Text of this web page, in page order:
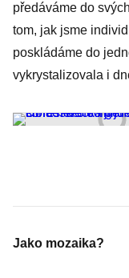
předáváme do
tom, jak jsme
poskládáme do
vykrystalizovala i
Jako mozaika?